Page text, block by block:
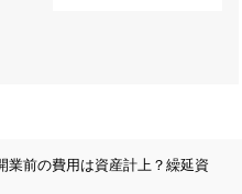
業前の費用は資産計上？繰延資